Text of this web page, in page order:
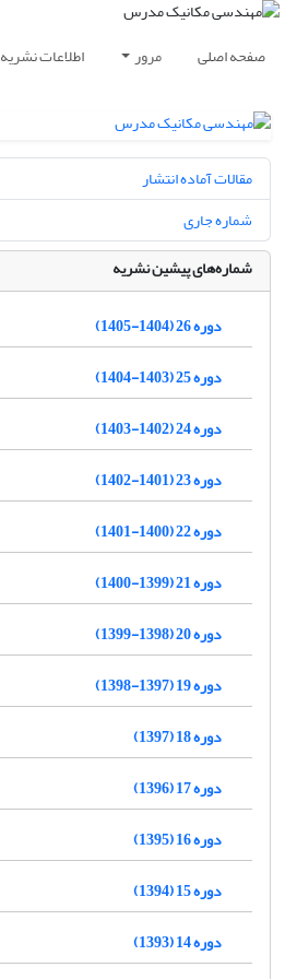
صفحه اصلی مرور اطلاعات نشریه
مقالات آماده انتشار
شماره جاری
شماره‌های پیشین نشریه
دوره 26 (1404-1405)
دوره 25 (1403-1404)
دوره 24 (1402-1403)
دوره 23 (1401-1402)
دوره 22 (1400-1401)
دوره 21 (1399-1400)
دوره 20 (1398-1399)
دوره 19 (1397-1398)
دوره 18 (1397)
دوره 17 (1396)
دوره 16 (1395)
دوره 15 (1394)
دوره 14 (1393)